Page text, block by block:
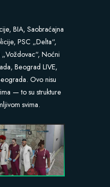
BIA, Saobraćajnа
PSC „Delta“,
Noćni
Beograd LIVE,
Ovo nisu
— to su strukture
svima.